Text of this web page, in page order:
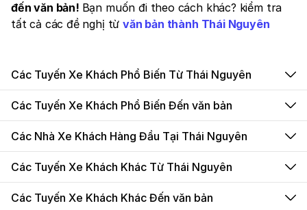
đến văn bản! Bạn muốn đi theo cách khác? kiểm tra
tất cả các đề nghị từvăn bản thành Thái Nguyên
Các Tuyến Xe Khách Phổ Biến Từ Thái Nguyên
Các Tuyến Xe Khách Phổ Biến Đến văn bản
Các Nhà Xe Khách Hàng Đầu Tại Thái Nguyên
Các Tuyến Xe Khách Khác Từ Thái Nguyên
Các Tuyến Xe Khách Khác Đến văn bản